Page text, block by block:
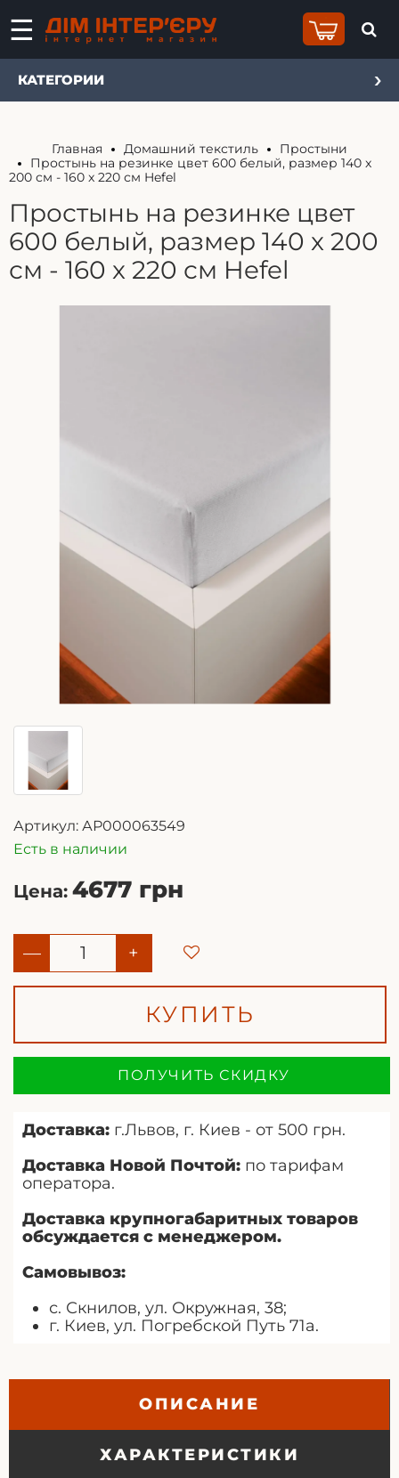
КАТЕГОРИИ
Главная Домашний текстиль
Простыни
Простынь на резинке цвет 600 белый, размер 140 x
200 см - 160 x 220 см Hefel
Простынь на резинке цвет
600 белый, размер 140 x 200
см - 160 x 220 см Hefel
Артикул: АР000063549
Есть в наличии
Цена: 4677 грн
— +
КУПИТЬ
ПОЛУЧИТЬ СКИДКУ
Доставка: г.Львов, г. Киев - от 500 грн.
Доставка Новой Почтой: по тарифам
оператора.
Доставка крупногабаритных товаров
обсуждается с менеджером.
Самовывоз:
с. Скнилов, ул. Окружная, 38;
г. Киев, ул. Погребской Путь 71а.
ОПИСАНИЕ
ХАРАКТЕРИСТИКИ